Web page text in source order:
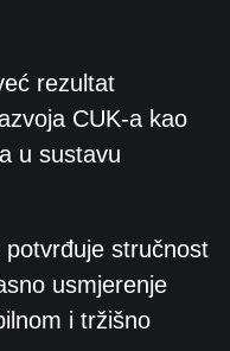
rezultat
CUK-a kao
u sustavu
potvrđuje stručnost
usmjerenje
i tržišno